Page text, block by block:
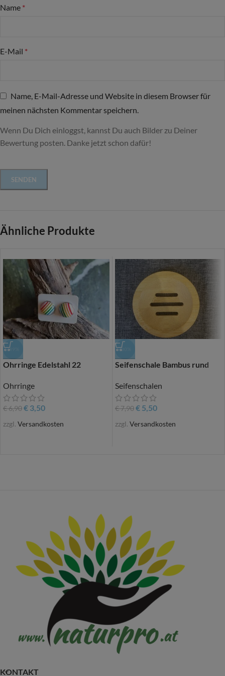
Name *
E-Mail *
Name, E-Mail-Adresse und Website in diesem Browser für
meinen nächsten Kommentar speichern.
Wenn Du Dich einloggst, kannst Du auch Bilder zu Deiner
Bewertung posten. Danke jetzt schon dafür!
Ähnliche Produkte
-49%
Ohrringe Edelstahl 22
Ohrringe
€6,90€ 3,50
zzgl. Versandkosten
-30%
Seifenschale Bambus rund
Seifenschalen
€7,90€ 5,50
zzgl. Versandkosten
KONTAKT